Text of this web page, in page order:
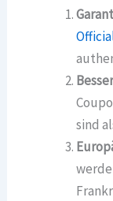
sind